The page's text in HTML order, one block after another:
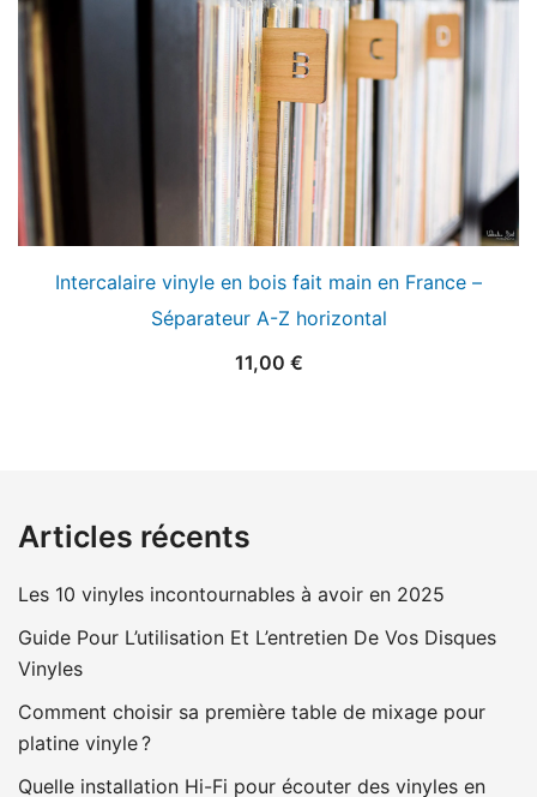
Intercalaire vinyle en bois fait main en France –
Séparateur A-Z horizontal
11,00 €
Articles récents
Les 10 vinyles incontournables à avoir en 2025
Guide Pour L’utilisation Et L’entretien De Vos Disques
Vinyles
Comment choisir sa première table de mixage pour
platine vinyle ?
Quelle installation Hi-Fi pour écouter des vinyles en